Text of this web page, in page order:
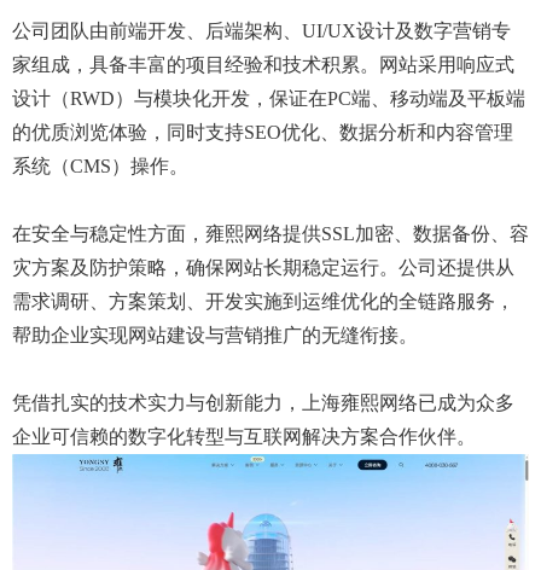
公司团队由前端开发、后端架构、UI/UX设计及数字营销专
家组成，具备丰富的项目经验和技术积累。网站采用响应式
设计（RWD）与模块化开发，保证在PC端、移动端及平板端
的优质浏览体验，同时支持SEO优化、数据分析和内容管理
系统（CMS）操作。
在安全与稳定性方面，雍熙网络提供SSL加密、数据备份、容
灾方案及防护策略，确保网站长期稳定运行。公司还提供从
需求调研、方案策划、开发实施到运维优化的全链路服务，
帮助企业实现网站建设与营销推广的无缝衔接。
凭借扎实的技术实力与创新能力，上海雍熙网络已成为众多
企业可信赖的数字化转型与互联网解决方案合作伙伴。